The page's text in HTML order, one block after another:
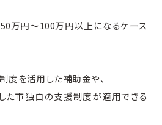
万円〜100万円以上になるケース
度を活用した補助金や、
た市独自の支援制度が適用できる